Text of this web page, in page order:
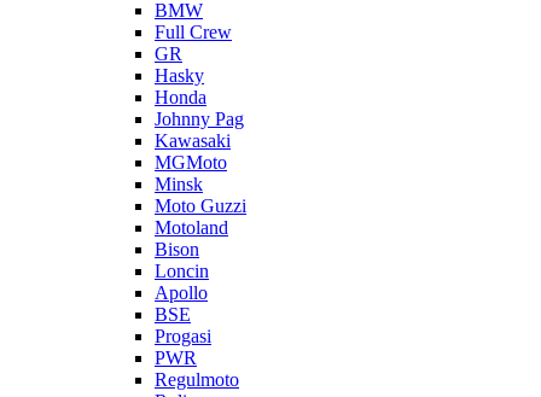
BMW
Full Crew
GR
Hasky
Honda
Johnny Pag
Kawasaki
MGMoto
Minsk
Moto Guzzi
Motoland
Bison
Loncin
Apollo
BSE
Progasi
PWR
Regulmoto